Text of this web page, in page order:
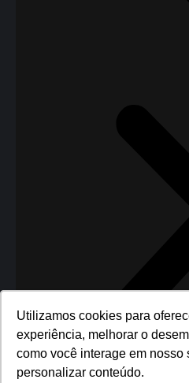
Utilizamos cookies para
experiência, melhorar o
como você interage em nosso
personalizar conteúdo.
Utilizamos cookies para
experiência, melhorar o
como você interage em nosso
personalizar conteúdo.